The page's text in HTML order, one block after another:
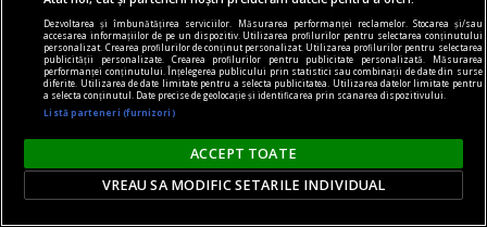
contraintuiția
Cadavre și steaguri
De fapt, avem de-a face cu o tactică de evaziune.
Dezvoltarea și îmbunătățirea serviciilor. Măsurarea performanței reclamelor. Stocarea și/sau
accesarea informațiilor de pe un dispozitiv. Utilizarea profilurilor pentru selectarea conținutului
personalizat. Crearea profilurilor de conținut personalizat. Utilizarea profilurilor pentru selectarea
publicității personalizate. Crearea profilurilor pentru publicitate personalizată. Măsurarea
performanței conținutului. Înțelegerea publicului prin statistici sau combinații de date din surse
diferite. Utilizarea de date limitate pentru a selecta publicitatea. Utilizarea datelor limitate pentru
a selecta conținutul. Date precise de geolocație și identificarea prin scanarea dispozitivului.
Listă parteneri (furnizori)
ACCEPT TOATE
VREAU SA MODIFIC SETARILE INDIVIDUAL